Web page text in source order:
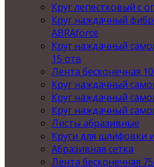
Круг лепестковый с
Круг наждачный
ABRAforce
Круг наждачный
15 отв
Лента бесконечная
Круг наждачный
Круг наждачный
Круг наждачный
Листы абразивные
Круги для шлифовки
Абразивная сетка
Лента бесконечная